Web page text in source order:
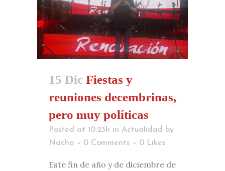
15 Dic Fiestas y
reuniones decembrinas,
pero muy políticas
Posted at 10:23h in Actualidad
by
Nacho
0 Comments 0 Likes
Este fin de año y de diciembre de